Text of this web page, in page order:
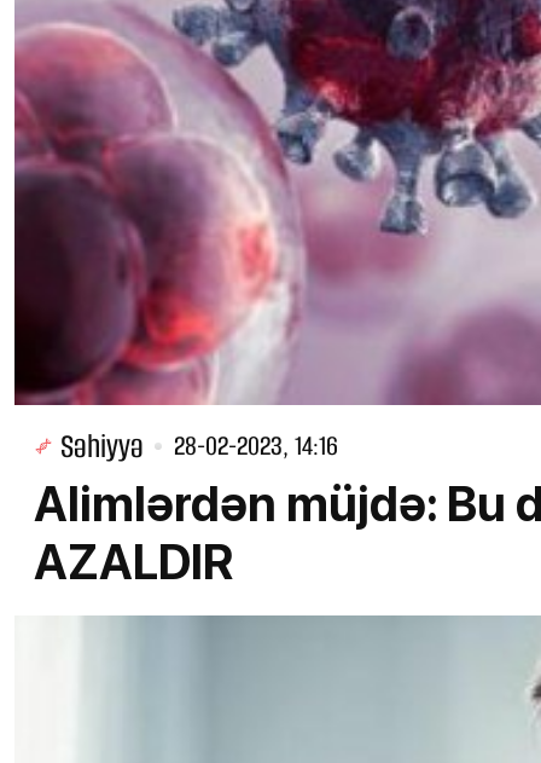
Səhiyyə 28-02-2023, 14:16
Alimlərdən müjdə: Bu
AZALDIR